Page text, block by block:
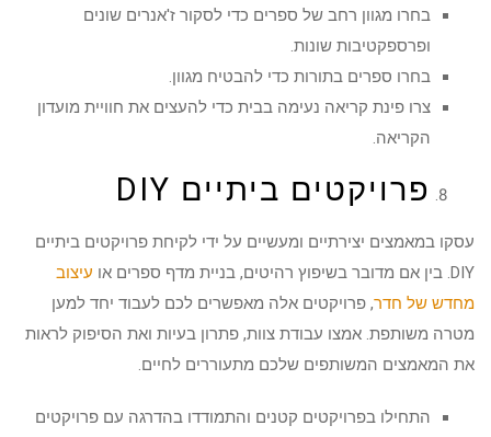
בחרו מגוון רחב של ספרים כדי לסקור ז'אנרים שונים
ופרספקטיבות שונות.
בחרו ספרים בתורות כדי להבטיח מגוון.
צרו פינת קריאה נעימה בבית כדי להעצים את חוויית מועדון
הקריאה.
פרויקטים ביתיים DIY
עסקו במאמצים יצירתיים ומעשיים על ידי לקיחת פרויקטים ביתיים
DIY. בין אם מדובר בשיפוץ רהיטים, בניית מדף ספרים או
עיצוב
מחדש של חדר, פרויקטים אלה מאפשרים לכם לעבוד יחד למען
מטרה משותפת. אמצו עבודת צוות, פתרון בעיות ואת הסיפוק לראות
את המאמצים המשותפים שלכם מתעוררים לחיים.
התחילו בפרויקטים קטנים והתמודדו בהדרגה עם פרויקטים